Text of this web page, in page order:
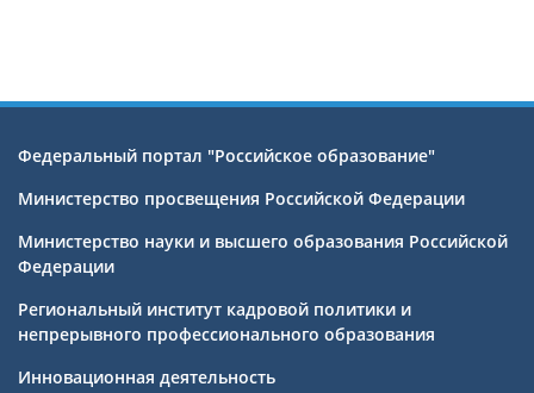
Федеральный портал "Российское образование"
Министерство просвещения Российской Федерации
Министерство науки и высшего образования Российской
Федерации
Региональный институт кадровой политики и
непрерывного профессионального образования
Инновационная деятельность